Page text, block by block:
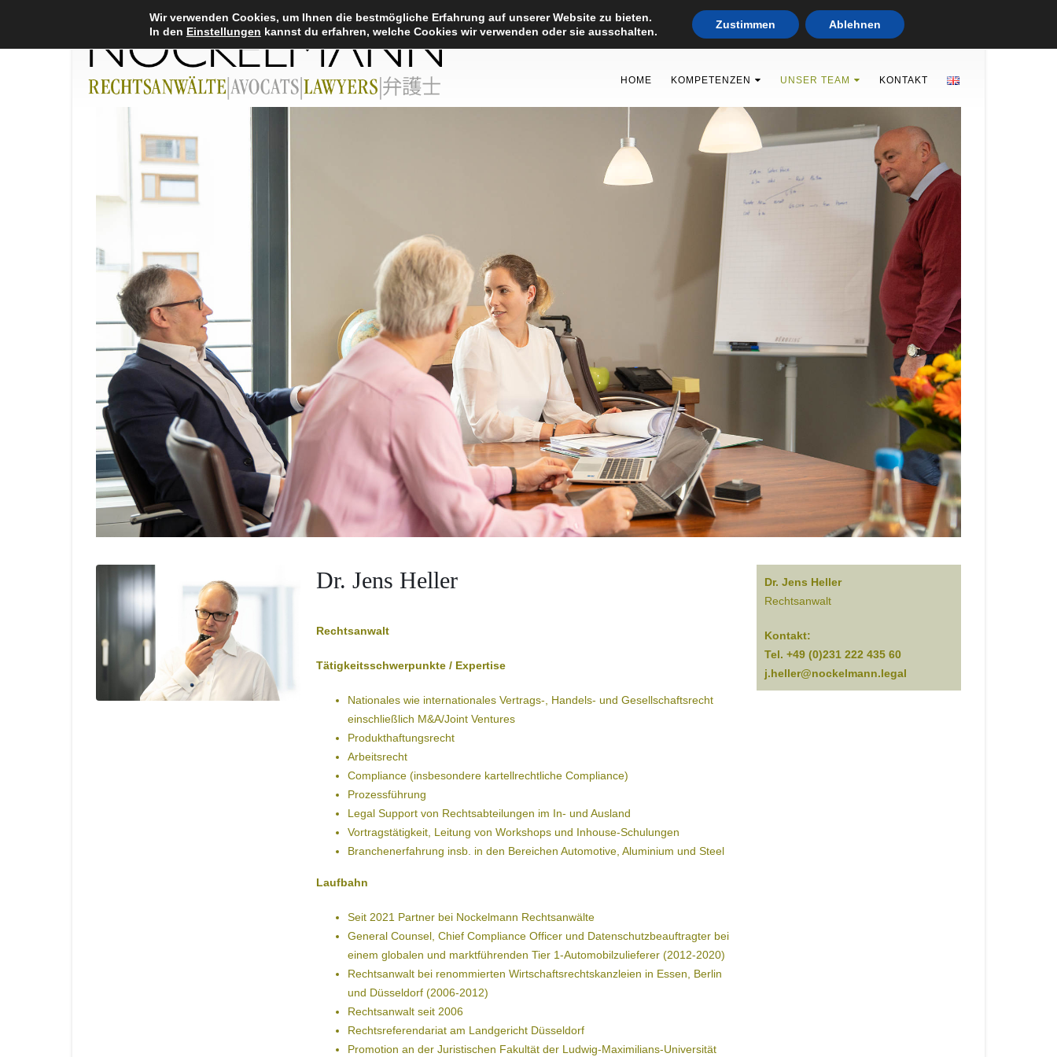
HOME KOMPETENZEN UNSER TEAM KONTAKT
Dr. Jens Heller
Rechtsanwalt
Tätigkeitsschwerpunkte / Expertise
Nationales wie internationales Vertrags-, Handels- und Gesellschaftsrecht
einschließlich M&A/Joint Ventures
Produkthaftungsrecht
Arbeitsrecht
Compliance (insbesondere kartellrechtliche Compliance)
Prozessführung
Legal Support von Rechtsabteilungen im In- und Ausland
Vortragstätigkeit, Leitung von Workshops und Inhouse-Schulungen
Branchenerfahrung insb. in den Bereichen Automotive, Aluminium und Steel
Laufbahn
Seit 2021 Partner bei Nockelmann Rechtsanwälte
General Counsel, Chief Compliance Officer und Datenschutzbeauftragter bei
einem globalen und marktführenden Tier 1-Automobilzulieferer (2012-2020)
Rechtsanwalt bei renommierten Wirtschaftsrechtskanzleien in Essen, Berlin
und Düsseldorf (2006-2012)
Rechtsanwalt seit 2006
Rechtsreferendariat am Landgericht Düsseldorf
Promotion an der Juristischen Fakultät der Ludwig-Maximilians-Universität
Dr. Jens Heller
Rechtsanwalt
Kontakt:
Tel. +49 (0)231 222 435 60
j.heller@nockelmann.legal
Wir verwenden Cookies, um Ihnen die bestmögliche Erfahrung auf unserer Website zu bieten.
In den Einstellungen kannst du erfahren, welche Cookies wir verwenden oder sie ausschalten.
Zustimmen Ablehnen